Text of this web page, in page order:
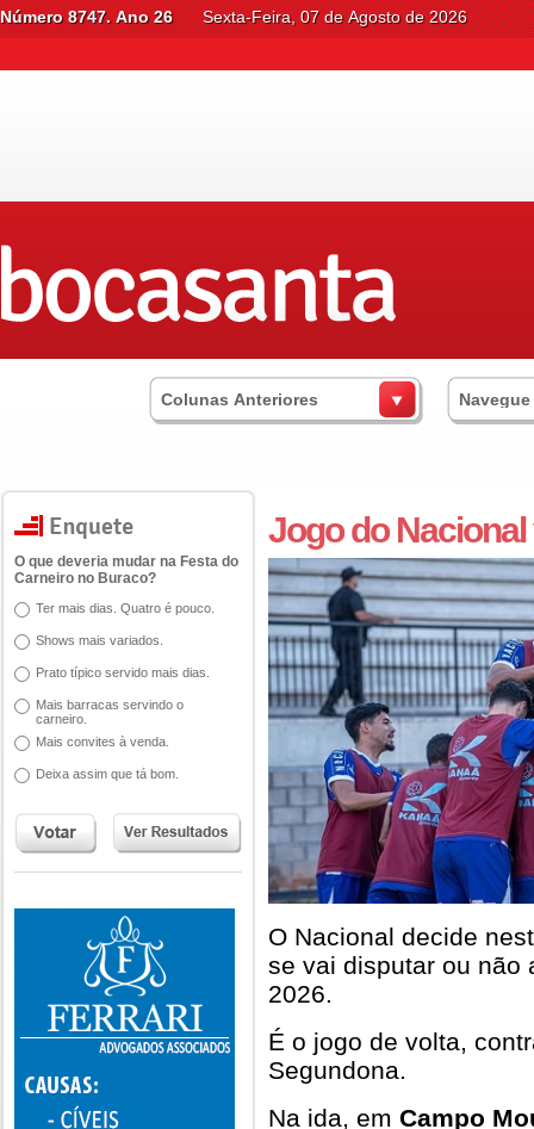
Número 8747. Ano 26 Sexta-Feira, 07 de Agosto de 2026
Colunas Anteriores
O que deveria mudar na Festa do
Carneiro no Buraco?
Ter mais dias. Quatro é pouco.
Shows mais variados.
Prato típico servido mais dias.
Mais barracas servindo o
carneiro.
Mais convites à venda.
Deixa assim que tá bom.
Jogo do Nacional
O Nacional decide
se vai disputar ou não
2026.
É o jogo de volta,
Segundona.
Na ida, em Campo